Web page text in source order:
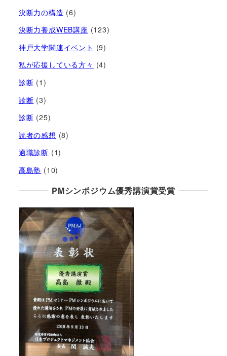
決断力の構造 (6)
決断力養成WEB講座 (123)
神戸大学関連イベント (9)
私が応援している方々 (4)
診断 (1)
診断 (3)
診断 (25)
読者の感想 (8)
適職診断 (1)
高島塾 (10)
PMシンポジウム優秀講演賞受賞